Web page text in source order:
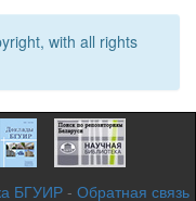
with all rights
БГУИР - Обратная связь